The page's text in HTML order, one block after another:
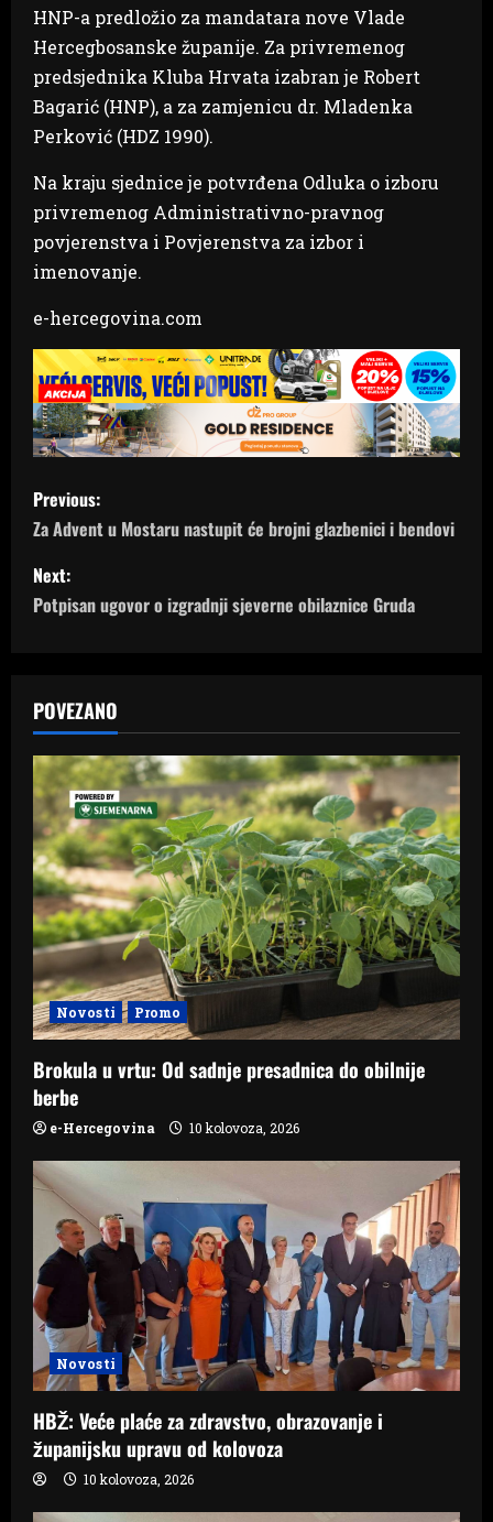
HNP-a predložio za mandatara nove Vlade
Hercegbosanske županije. Za privremenog
predsjednika Kluba Hrvata izabran je Robert
Bagarić (HNP), a za zamjenicu dr. Mladenka
Perković (HDZ 1990).
Na kraju sjednice je potvrđena Odluka o izboru
privremenog Administrativno-pravnog
povjerenstva i Povjerenstva za izbor i
imenovanje.
e-hercegovina.com
P
o
s
t
a
v
i
g
a
t
i
o
n
Previous:
Za Advent u Mostaru nastupit će brojni glazbenici i bendovi
Next:
Potpisan ugovor o izgradnji sjeverne obilaznice Gruda
POVEZANO
Novosti Promo
Brokula u vrtu: Od sadnje presadnica do obilnije
berbe
e-Hercegovina 10 kolovoza, 2026
Novosti
HBŽ: Veće plaće za zdravstvo, obrazovanje i
županijsku upravu od kolovoza
10 kolovoza, 2026